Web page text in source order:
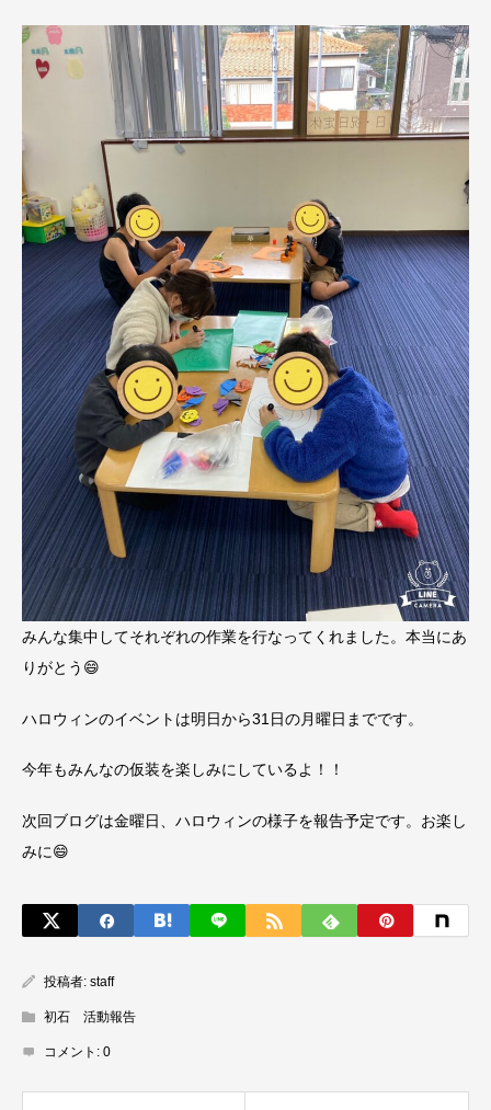
みんな集中してそれぞれの作業を行なってくれました。本当にあ
りがとう😄
ハロウィンのイベントは明日から31日の月曜日までです。
今年もみんなの仮装を楽しみにしているよ！！
次回ブログは金曜日、ハロウィンの様子を報告予定です。お楽し
みに😄
投稿者: staff
初石 活動報告
コメント: 0